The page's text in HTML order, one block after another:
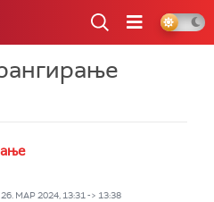
МАР 2024, 13:31 -> 13:38